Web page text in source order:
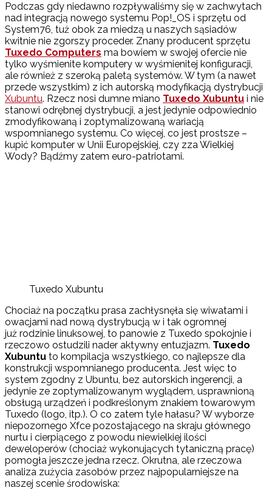
Podczas gdy niedawno rozpływaliśmy się w zachwytach
nad integracją nowego systemu Pop!_OS i sprzętu od
System76, tuż obok za miedzą u naszych sąsiadów
kwitnie nie zgorszy proceder. Znany producent sprzętu
Tuxedo Computers ma bowiem w swojej ofercie nie
tylko wyśmienite komputery w wyśmienitej konfiguracji,
ale również z szeroką paletą systemów. W tym (a nawet
przede wszystkim) z ich autorską modyfikacją dystrybucji
Xubuntu. Rzecz nosi dumne miano Tuxedo Xubuntu i nie
stanowi odrębnej dystrybucji, a jest jedynie odpowiednio
zmodyfikowaną i zoptymalizowaną wariacją
wspomnianego systemu. Co więcej, co jest prostsze –
kupić komputer w Unii Europejskiej, czy zza Wielkiej
Wody? Bądźmy zatem euro-patriotami.
Tuxedo Xubuntu
Chociaż na początku prasa zachłysnęła się wiwatami i
owacjami nad nową dystrybucją w i tak ogromnej
już rodzinie linuksowej, to panowie z Tuxedo spokojnie i
rzeczowo ostudzili nader aktywny entuzjazm. Tuxedo
Xubuntu to kompilacja wszystkiego, co najlepsze dla
konstrukcji wspomnianego producenta. Jest więc to
system zgodny z Ubuntu, bez autorskich ingerencji, a
jedynie ze zoptymalizowanym wyglądem, usprawnioną
obsługą urządzeń i podkreślonym znakiem towarowym
Tuxedo (logo, itp.). O co zatem tyle hałasu? W wyborze
niepozornego Xfce pozostającego na skraju głównego
nurtu i cierpiącego z powodu niewielkiej ilości
deweloperów (chociaż wykonujących tytaniczną pracę)
pomogła jeszcze jedna rzecz. Okrutna, ale rzeczowa
analiza zużycia zasobów przez najpopularniejsze na
naszej scenie środowiska: